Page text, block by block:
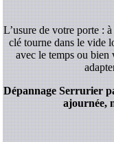
L’usure de votre porte :
clé tourne dans le vide
avec le temps ou bien
Dépannage Serrurier
ajournée,